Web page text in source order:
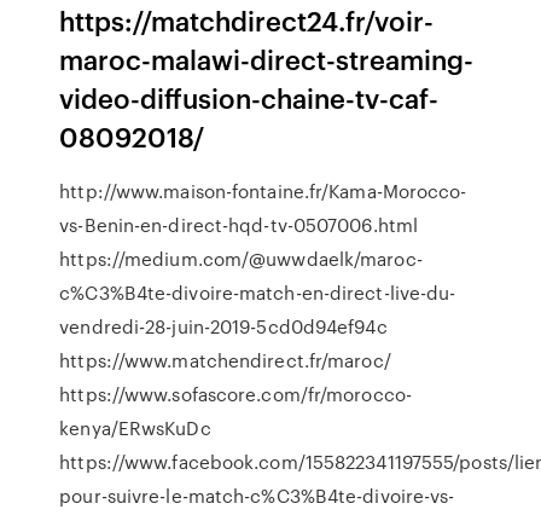
https://matchdirect24.fr/voir-
maroc-malawi-direct-streaming-
video-diffusion-chaine-tv-caf-
08092018/
http://www.maison-fontaine.fr/Kama-Morocco-
vs-Benin-en-direct-hqd-tv-0507006.html
https://medium.com/@uwwdaelk/maroc-
c%C3%B4te-divoire-match-en-direct-live-du-
vendredi-28-juin-2019-5cd0d94ef94c
https://www.matchendirect.fr/maroc/
https://www.sofascore.com/fr/morocco-
kenya/ERwsKuDc
https://www.facebook.com/155822341197555/posts/
pour-suivre-le-match-c%C3%B4te-divoire-vs-